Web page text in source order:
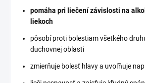
pomáha pri liečení závislosti na
liekoch
pôsobí proti bolestiam všetkého
duchovnej oblasti
zmierňuje bolesť hlavy a uvoľňuje